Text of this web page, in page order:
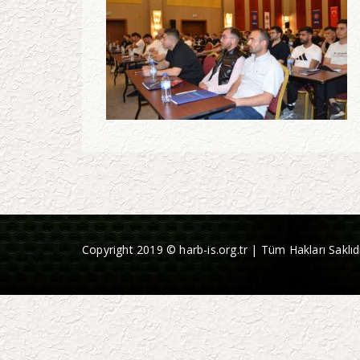
Copyright 2019 © harb-is.org.tr | Tüm Hakları